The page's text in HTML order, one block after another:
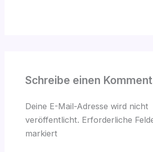
Schreibe einen
Deine E-Mail-Adresse wird nicht
veröffentlicht. Erforderliche
markiert